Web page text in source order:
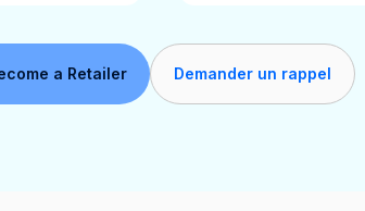
a Retailer Demander un rappel